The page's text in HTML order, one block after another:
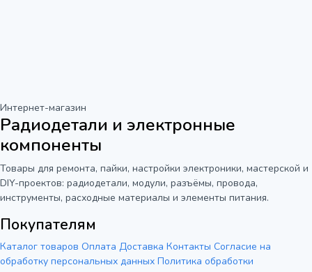
Интернет-магазин
Радиодетали и электронные
компоненты
Товары для ремонта, пайки, настройки электроники, мастерской и
DIY-проектов: радиодетали, модули, разъёмы, провода,
инструменты, расходные материалы и элементы питания.
Покупателям
Каталог товаров Оплата Доставка Контакты Согласие на
обработку персональных данных Политика обработки